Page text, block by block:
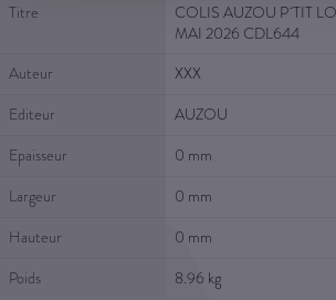
Titre
COLIS AUZOU P´TIT
MAI 2026 CDL644
Auteur
XXX
Editeur
AUZOU
Epaisseur
0 mm
Largeur
0 mm
Hauteur
0 mm
Poids
8.96 kg